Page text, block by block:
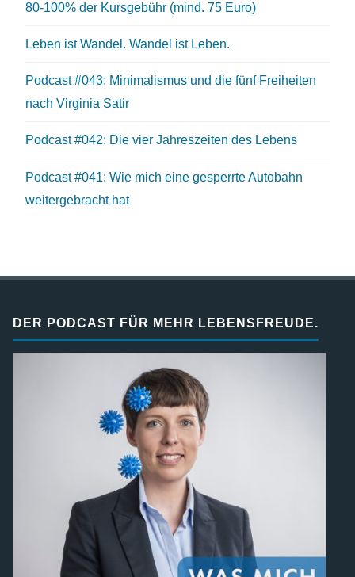
80-100% der Kursgebühr (mind. 75 Euro)
Leben ist Wandel. Wandel ist Leben.
Podcast #043: Minimalismus und die fünf Freiheiten
nach Virginia Satir
Podcast #042: Die vier Jahreszeiten des Lebens
Podcast #041: Wie mich eine gesperrte Autobahn
weitergebracht hat
DER PODCAST FÜR MEHR LEBENSFREUDE.